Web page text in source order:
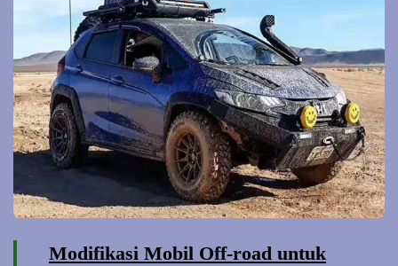
Modifikasi Mobil Off-road untuk